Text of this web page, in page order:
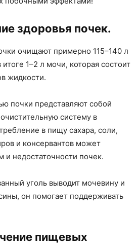
здоровья почек.
очищают примерно 115–140 л
1–2 л мочи, которая состоит
жидкости.
почки представляют собой
систему в
в пищу сахара, соли,
и консервантов может
и недостаточности почек.
уголь выводит мочевину и
он помогает поддерживать
пищевых